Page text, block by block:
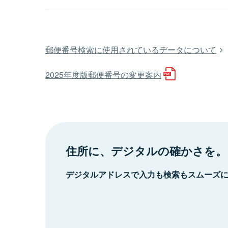
郵便番号検索に使用されているデータについて
2025年度版郵便番号の変更案内
住所に、デジタルの確かさを。
デジタルアドレスで入力も検索もスムーズ